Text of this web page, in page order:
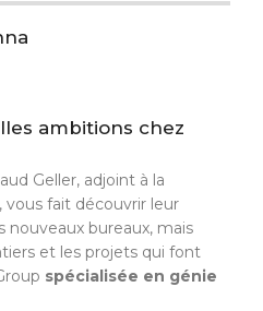
ambitions chez
Geller, adjoint à la
, vous fait découvrir leur
nouveaux bureaux, mais
et les projets qui font
spécialisée en génie